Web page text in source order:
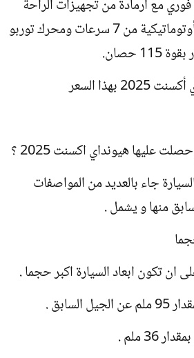
فوري مع أرمادة من تجهيزات الراحة
والأمان وعلبة سرعات أوتوماتيكية من 7 سرعات ومحرك توربو
عليها هيونداي اكسنت 2025 ؟
جاء بالعديد من المواصفات
منها و يشمل .
تكون ابعاد السيارة اكبر حجما .
.
ملم .